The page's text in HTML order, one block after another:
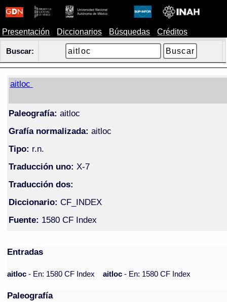
Presentación Diccionarios Búsquedas Créditos
Buscar:
aitloc
Paleografía: aitloc
Grafía normalizada: aitloc
Tipo: r.n.
Traducción uno: X-7
Traducción dos:
Diccionario: CF_INDEX
Fuente: 1580 CF Index
Entradas
aitloc- En: 1580 CF Index aitloc- En: 1580 CF Index
Paleografía